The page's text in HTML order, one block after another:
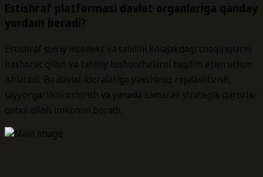
Estishraf platformasi davlat organlariga qanday
yordam beradi?
Estishraf sun'iy intellekt va tahlilni kelajakdagi chaqiriqlarni
bashorat qilish va tahliliy tushunchalarni taqdim etish uchun
ishlatadi. Bu davlat idoralariga yaxshiroq rejalashtirish,
tayyorgarlikni oshirish va yanada samarali strategik qarorlar
qabul qilish imkonini beradi.